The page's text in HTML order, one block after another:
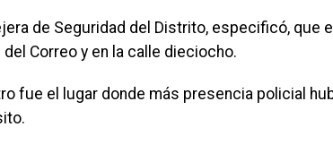
de Seguridad del Distrito, especificó, que
Correo y en la calle dieciocho.
fue el lugar donde más presencia policial